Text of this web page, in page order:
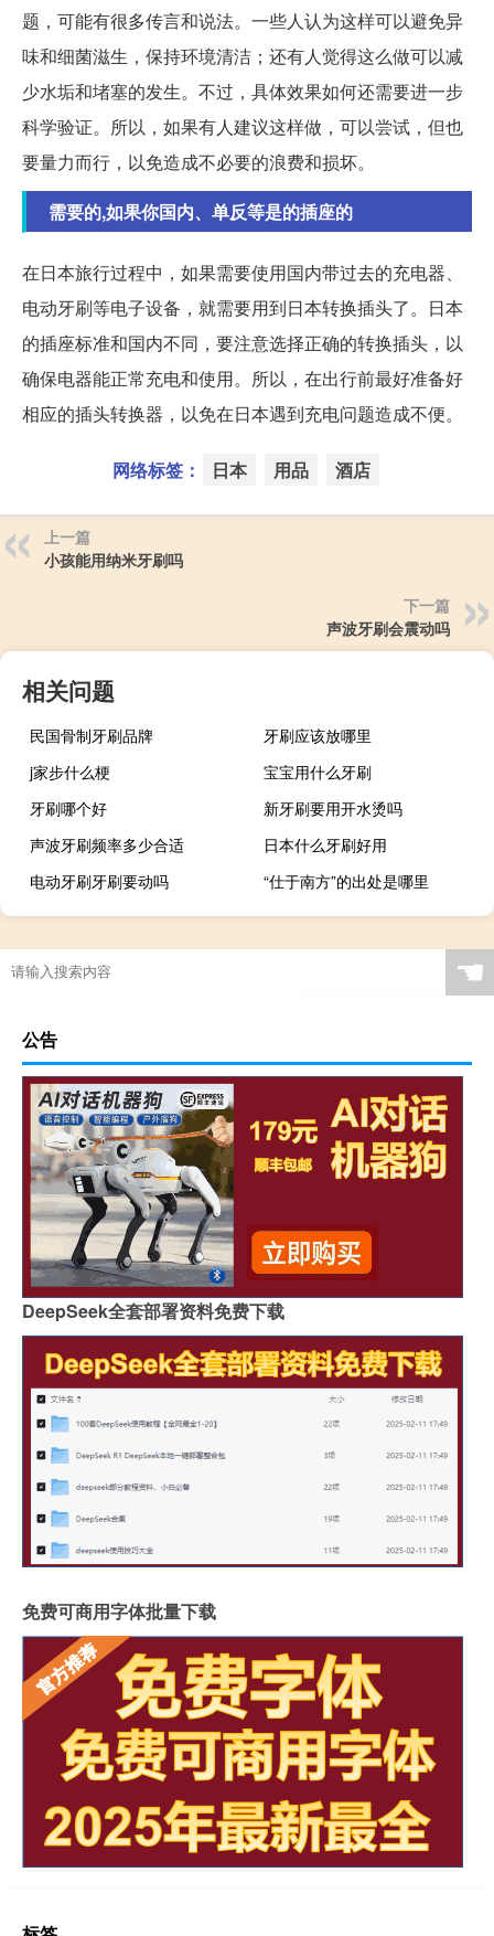
题，可能有很多传言和说法。一些人认为这样可以避免异
味和细菌滋生，保持环境清洁；还有人觉得这么做可以减
少水垢和堵塞的发生。不过，具体效果如何还需要进一步
科学验证。所以，如果有人建议这样做，可以尝试，但也
要量力而行，以免造成不必要的浪费和损坏。
需要的,如果你国内、单反等是的插座的
在日本旅行过程中，如果需要使用国内带过去的充电器、
电动牙刷等电子设备，就需要用到日本转换插头了。日本
的插座标准和国内不同，要注意选择正确的转换插头，以
确保电器能正常充电和使用。所以，在出行前最好准备好
相应的插头转换器，以免在日本遇到充电问题造成不便。
网络标签： 日本 用品 酒店
上一篇
小孩能用纳米牙刷吗
下一篇
声波牙刷会震动吗
相关问题
民国骨制牙刷品牌
牙刷应该放哪里
j家步什么梗
宝宝用什么牙刷
牙刷哪个好
新牙刷要用开水烫吗
声波牙刷频率多少合适
日本什么牙刷好用
电动牙刷牙刷要动吗
“仕于南方”的出处是哪里
☚
公告
DeepSeek全套部署资料免费下载
免费可商用字体批量下载